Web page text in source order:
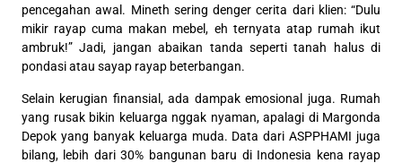
pencegahan awal. Mineth sering denger cerita dari klien: “Dulu
mikir rayap cuma makan mebel, eh ternyata atap rumah ikut
ambruk!” Jadi, jangan abaikan tanda seperti tanah halus di
pondasi atau sayap rayap beterbangan.
Selain kerugian finansial, ada dampak emosional juga. Rumah
yang rusak bikin keluarga nggak nyaman, apalagi di Margonda
Depok yang banyak keluarga muda. Data dari ASPPHAMI juga
bilang, lebih dari 30% bangunan baru di Indonesia kena rayap